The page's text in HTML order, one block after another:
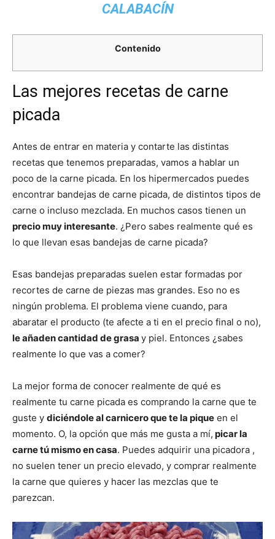
CALABACÍN
Contenido
Las mejores recetas de carne
picada
Antes de entrar en materia y contarte las distintas
recetas que tenemos preparadas, vamos a hablar un
poco de la carne picada. En los hipermercados puedes
encontrar bandejas de carne picada, de distintos tipos de
carne o incluso mezclada. En muchos casos tienen un
precio muy interesante. ¿Pero sabes realmente qué es
lo que llevan esas bandejas de carne picada?
Esas bandejas preparadas suelen estar formadas por
recortes de carne de piezas mas grandes. Eso no es
ningún problema. El problema viene cuando, para
abaratar el producto (te afecte a ti en el precio final o no),
le añaden cantidad de grasa y piel. Entonces ¿sabes
realmente lo que vas a comer?
La mejor forma de conocer realmente de qué es
realmente tu carne picada es comprando la carne que te
guste y diciéndole al carnicero que te la pique en el
momento. O, la opción que más me gusta a mí, picar la
carne tú mismo en casa. Puedes adquirir una picadora ,
no suelen tener un precio elevado, y comprar realmente
la carne que quieres y hacer las mezclas que te
parezcan.